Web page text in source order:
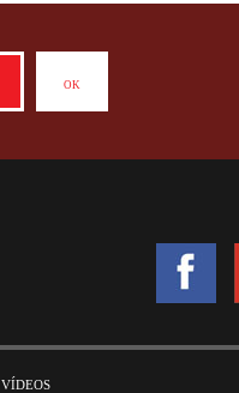
VÍDEOS